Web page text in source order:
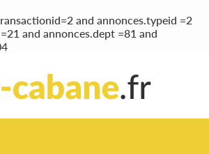
and annonces.typeid =2
and annonces.dept =81 and